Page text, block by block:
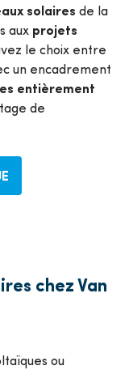
solaires de la
aux projets
le choix entre
un encadrement
entièrement
de
chez Van
ou